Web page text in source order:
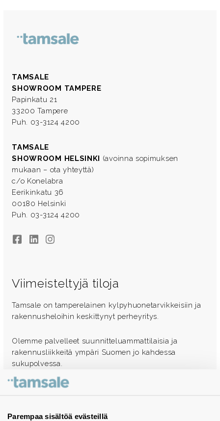
Parempaa sisältöä evästeillä
TAMSALE
SHOWROOM TAMPERE
Papinkatu 21
33200 Tampere
Puh. 03-3124 4200
TAMSALE
SHOWROOM HELSINKI (avoinna sopimuksen
mukaan – ota yhteyttä)
c/o Konelabra
Eerikinkatu 36
00180 Helsinki
Puh. 03-3124 4200
FacebookLinkedInInstagram
Viimeisteltyjä tiloja
Tamsale on tamperelainen kylpyhuonetarvikkeisiin ja
rakennusheloihin keskittynyt perheyritys.
Olemme palvelleet suunnitteluammattilaisia ja
rakennusliikkeitä ympäri Suomen jo kahdessa
sukupolvessa.
Ota yhteyttä - autamme mielellämme
Tuotekuvastot